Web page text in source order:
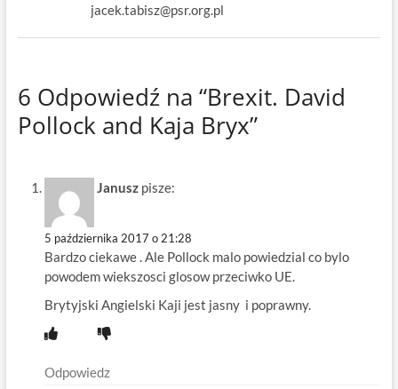
jacek.tabisz@psr.org.pl
6 Odpowiedź na “Brexit. David
Pollock and Kaja Bryx”
Janusz pisze:
5 października 2017 o 21:28
Bardzo ciekawe . Ale Pollock malo powiedzial co bylo
powodem wiekszosci glosow przeciwko UE.
Brytyjski Angielski Kaji jest jasny i poprawny.
Odpowiedz